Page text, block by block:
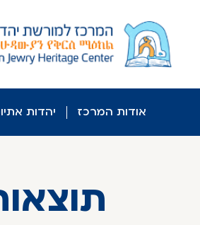
אודות המרכז יהדות